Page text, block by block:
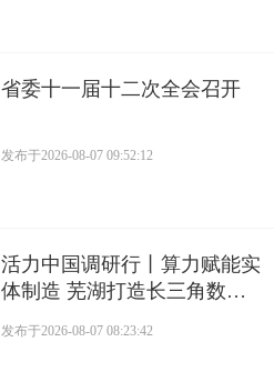
省委十一届十二次全会召开
发布于2026-08-07 09:52:12
活力中国调研行丨算力赋能实
体制造 芜湖打造长三角数字
发布于2026-08-07 08:23:42